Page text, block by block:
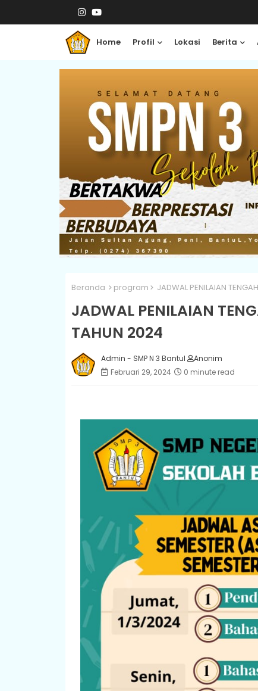
Home Profil Lokasi Berita
Beranda program JADWAL PENILAIAN
JADWAL PENILAIAN
TAHUN 2024
Admin - SMP N 3 Bantul
Anonim
Februari 29, 2024
0 minute read